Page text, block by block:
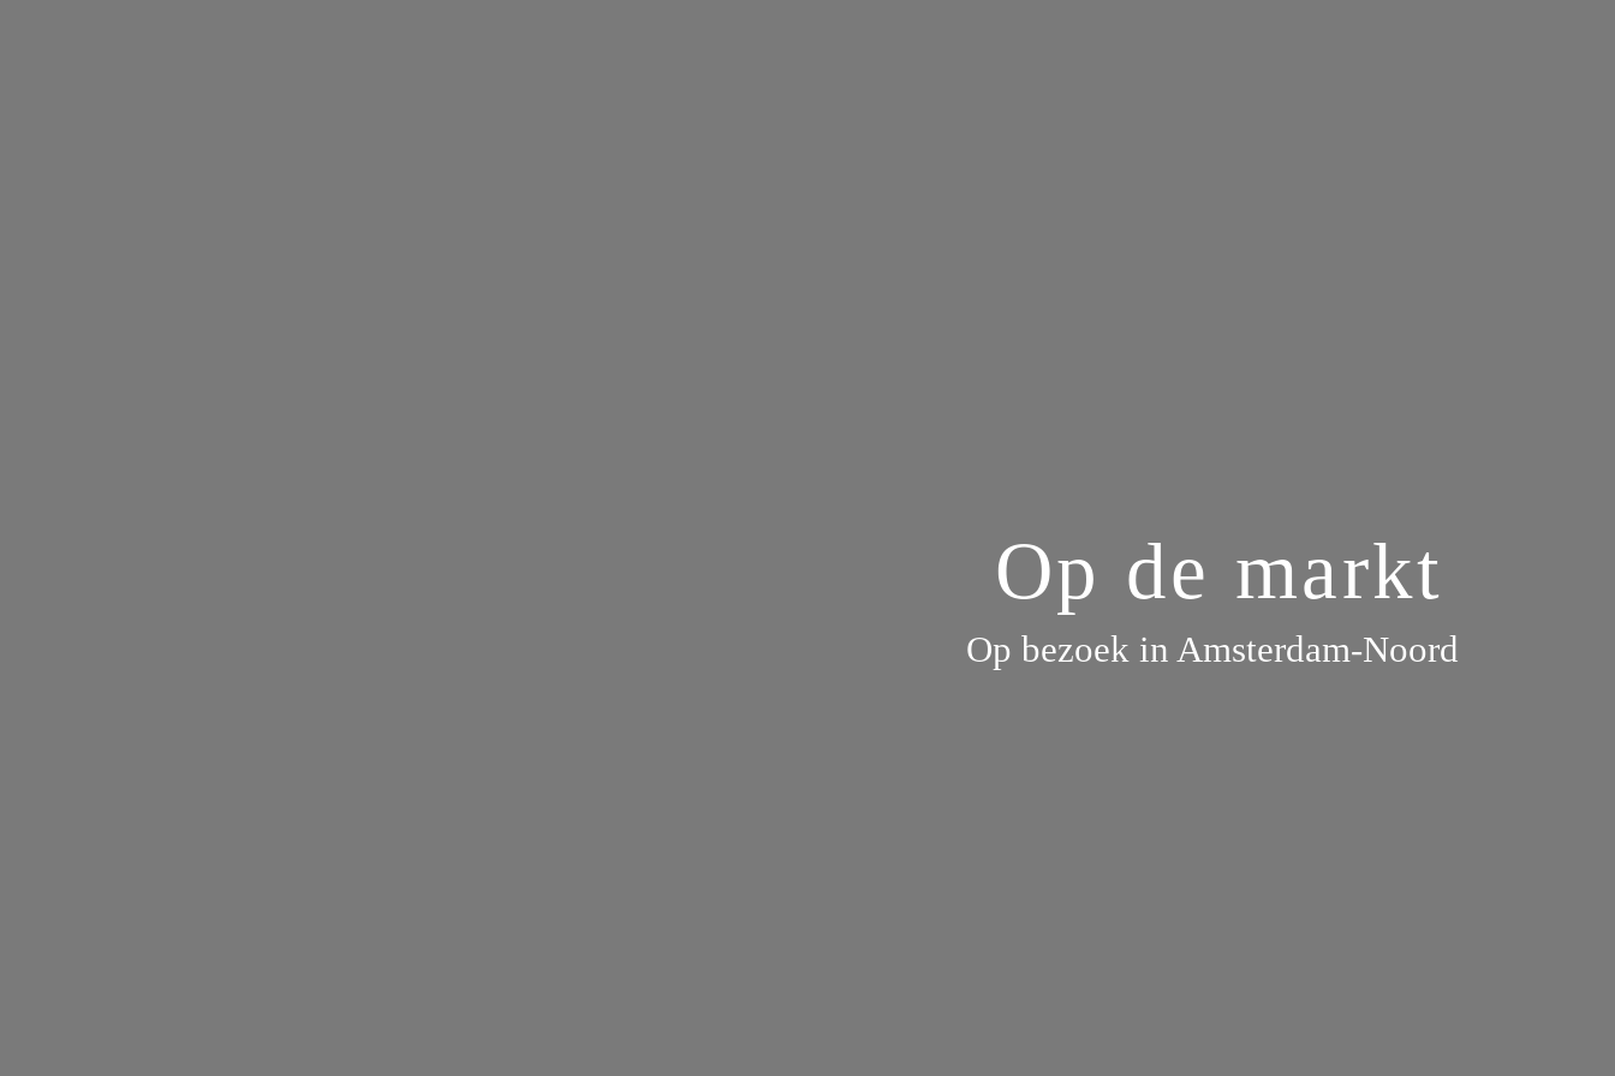
Op de markt
Op bezoek in Amsterdam-Noord